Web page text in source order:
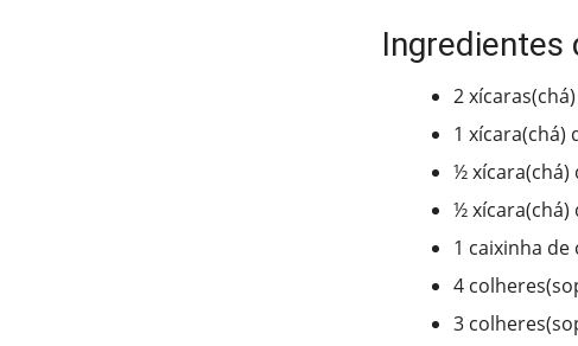
Ingredientes
2
1 xícara(chá)
½ xícara(chá)
½ xícara(chá)
1 caixinha
4
3